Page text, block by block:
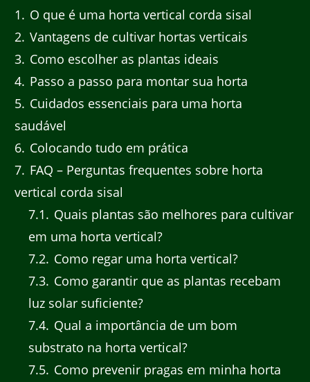
1
O que é uma horta vertical corda sisal
2 Vantagens de cultivar hortas verticais
3 Como escolher as plantas ideais
4 Passo a passo para montar sua horta
5 Cuidados essenciais para uma horta
saudável
6 Colocando tudo em prática
7 FAQ – Perguntas frequentes sobre horta
vertical corda sisal
7.1
Quais plantas são melhores para cultivar
em uma horta vertical?
7.2 Como regar uma horta vertical?
7.3 Como garantir que as plantas recebam
luz solar suficiente?
7.4 Qual a importância de um bom
substrato na horta vertical?
7.5 Como prevenir pragas em minha horta